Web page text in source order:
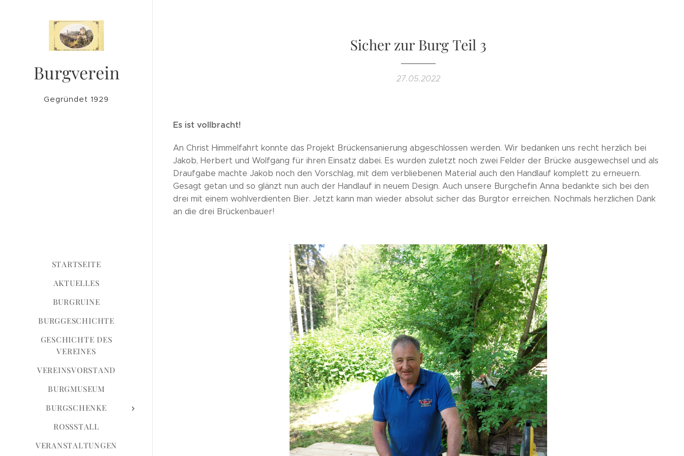
Burgverein
Lichtenegg
Gegründet 1929
STARTSEITE
AKTUELLES
BURGRUINE
BURGGESCHICHTE
GESCHICHTE DES
VEREINES
VEREINSVORSTAND
BURGMUSEUM
BURGSCHENKE
ROSSSTALL
VERANSTALTUNGEN
Sicher zur Burg Teil 3
27.05.2022
Es ist vollbracht!
An Christ Himmelfahrt konnte das Projekt Brückensanierung abgeschlossen werden. Wir bedanken uns recht herzlich bei
Jakob, Herbert und Wolfgang für ihren Einsatz dabei. Es wurden zuletzt noch zwei Felder der Brücke ausgewechsel und als
Draufgabe machte Jakob noch den Vorschlag, mit dem verbliebenen Material auch den Handlauf komplett zu erneuern.
Gesagt getan und so glänzt nun auch der Handlauf in neuem Design. Auch unsere Burgchefin Anna bedankte sich bei den
drei mit einem wohlverdienten Bier. Jetzt kann man wieder absolut sicher das Burgtor erreichen. Nochmals herzlichen Dank
an die drei Brückenbauer!